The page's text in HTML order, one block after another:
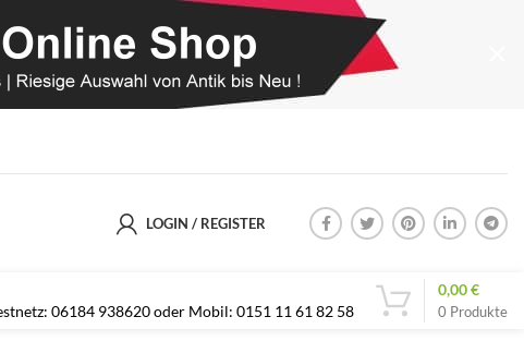
LOGIN / REGISTER
06184 938620 oder Mobil: 0151 11 61 82 58
0 Produkte
0,00€